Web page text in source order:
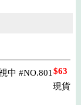
中 #NO.801 $63
現貨